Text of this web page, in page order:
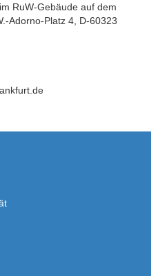
RuW-Gebäude auf dem
Adorno-Platz 4, D-60323